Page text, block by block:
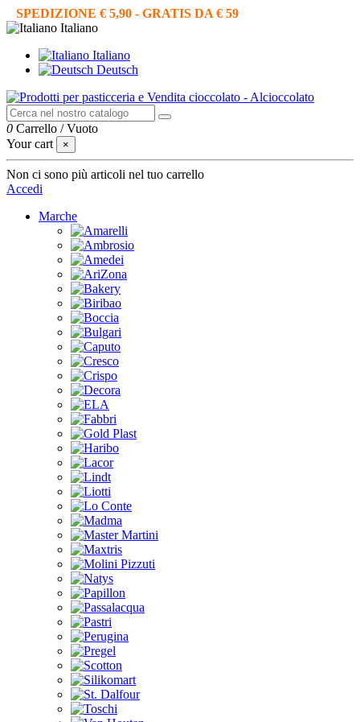
SPEDIZIONE € 5,90 - GRATIS DA € 59
Italiano
Italiano
Deutsch
0 Carrello /Vuoto
Your cart
×
Non ci sono più articoli nel tuo carrello
Accedi
Marche